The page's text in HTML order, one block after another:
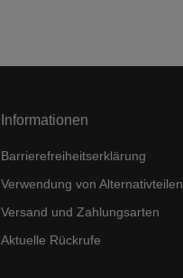
Informationen
Barrierefreiheitserklärung
Verwendung von Alternativteilen
Versand und Zahlungsarten
Aktuelle Rückrufe